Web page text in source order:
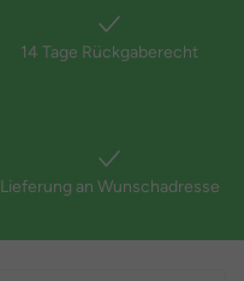
14 Tage Rückgaberecht
Lieferung an Wunschadresse